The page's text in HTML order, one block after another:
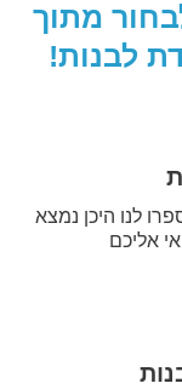
מתוך
לבנות!
לנו היכן נמצא
אליכם